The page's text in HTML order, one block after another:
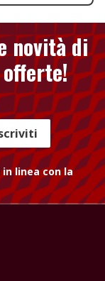
novità di
linea con la